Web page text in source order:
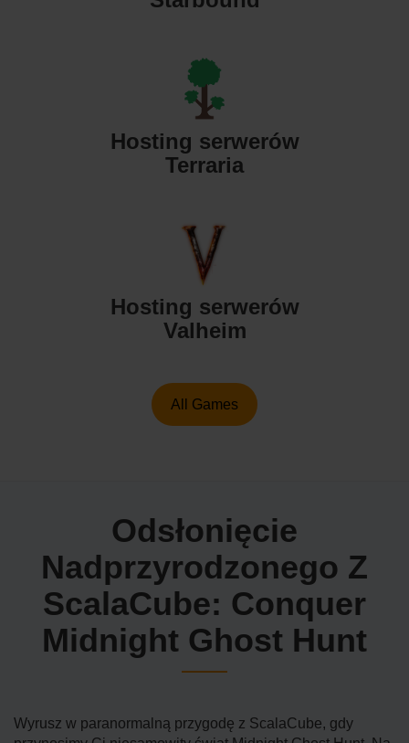
Hosting serwerów
Terraria
Hosting serwerów
Valheim
All Games
Odsłonięcie
Nadprzyrodzonego Z
ScalaCube: Conquer
Midnight Ghost Hunt
Wyrusz w paranormalną przygodę z ScalaCube, gdy